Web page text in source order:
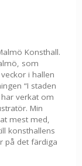
Konsthall.
som
i hallen
“I staden
verkat om
Min
mest med,
konsthallens
på det färdiga